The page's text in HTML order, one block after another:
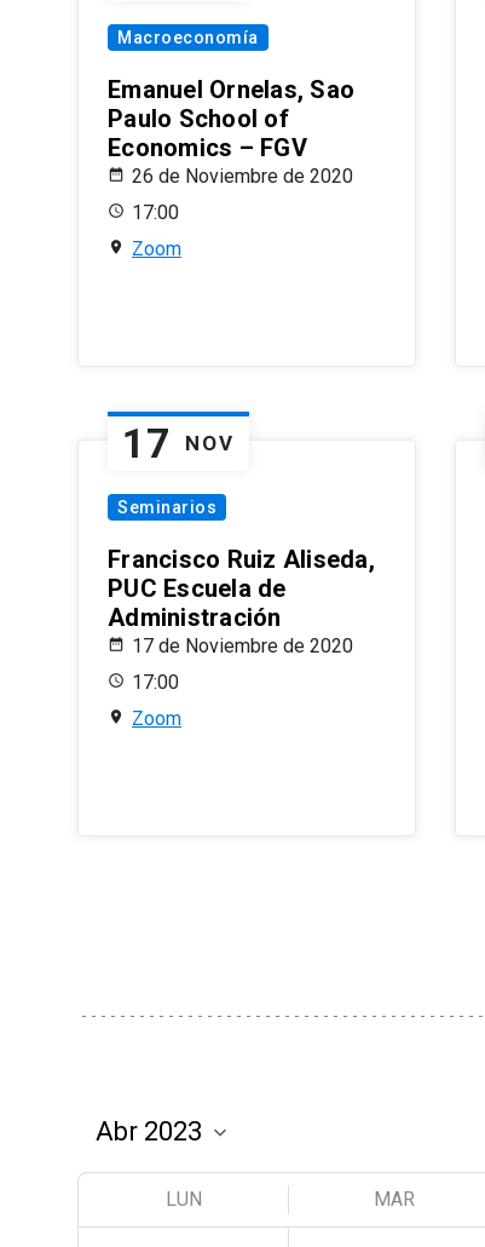
Macroeconomía
Emanuel Ornelas, Sao
Paulo School of
Economics – FGV
26 de Noviembre de 2020
17:00
Zoom
17 NOV
Seminarios
Francisco Ruiz Aliseda,
PUC Escuela de
Administración
17 de Noviembre de 2020
17:00
Zoom
LUN MAR